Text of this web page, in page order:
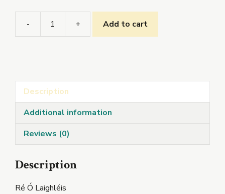
-
Comhtháthú
+ Add to cart
Description
Additional information
Reviews (0)
Description
Ré Ó Laighléis